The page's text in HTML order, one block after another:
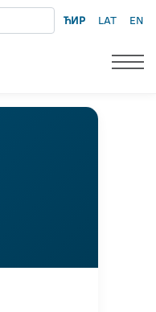
ЋИР LAT EN